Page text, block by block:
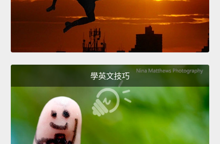
學英文技巧